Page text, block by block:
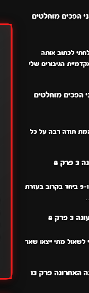
הפכים מוחלטים
לכתוב אותה
הגיבורים שלי
הפכים מוחלטים
תודה רבה על כל
8
אנחנו עובדים על זה נעלה את פרקים 9-10 ביחד בקרוב בעזרת
פרק 8
מתי ייצאו שאר
גולדן קמואי העונה האחרונה פרק 13